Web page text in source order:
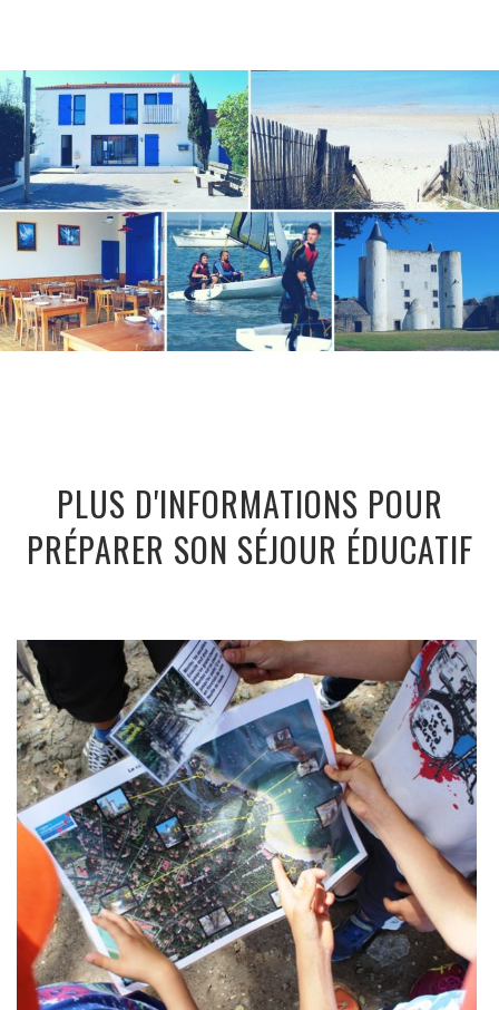
PLUS D'INFORMATIONS POUR
PRÉPARER SON SÉJOUR ÉDUCATIF